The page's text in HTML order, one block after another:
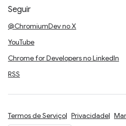
Seguir
@ChromiumDev no X
YouTube
Chrome for Developers no LinkedIn
RSS
Termos de Serviço Privacidade